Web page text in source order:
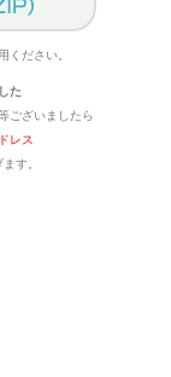
ください。
た
ございましたら
レス
す。